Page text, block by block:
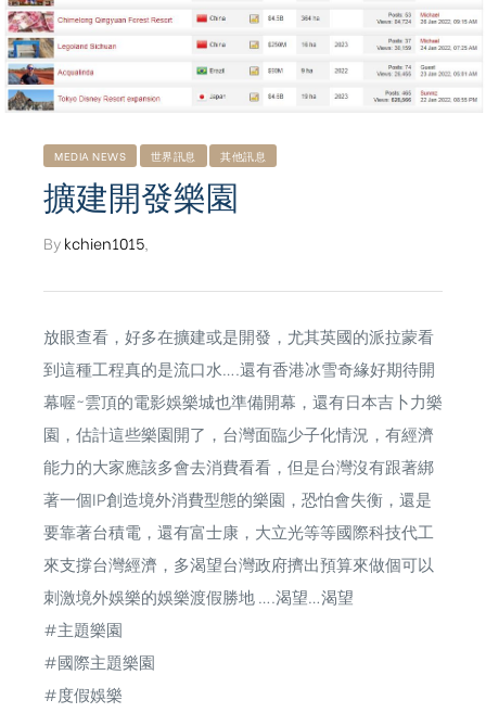
MEDIA NEWS 世界訊息 其他訊息
擴建開發樂園
Bykchien1015,
放眼查看，好多在擴建或是開發，尤其英國的派拉蒙看
到這種工程真的是流口水….還有香港冰雪奇緣好期待開
幕喔~雲頂的電影娛樂城也準備開幕，還有日本吉卜力樂
園，估計這些樂園開了，台灣面臨少子化情況，有經濟
能力的大家應該多會去消費看看，但是台灣沒有跟著綁
著一個IP創造境外消費型態的樂園，恐怕會失衡，還是
要靠著台積電，還有富士康，大立光等等國際科技代工
來支撐台灣經濟，多渴望台灣政府擠出預算來做個可以
刺激境外娛樂的娛樂渡假勝地 ….渴望…渴望
#主題樂園
#國際主題樂園
#度假娛樂